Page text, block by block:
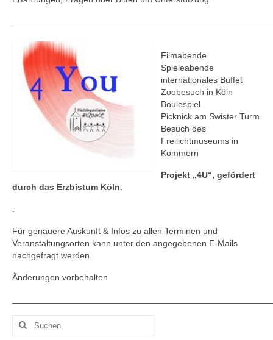
Filmabende
Spieleabende
internationales Buffet
Zoobesuch in Köln
Boulespiel
Picknick am Swister Turm
Besuch des
Freilichtmuseums in
Kommern
Projekt „4U“, gefördert
durch das Erzbistum Köln
Für genauere Auskunft & Infos zu allen Terminen und
Veranstaltungsorten kann unter den angegebenen E-Mails
nachgefragt werden.
Änderungen vorbehalten
Suchen